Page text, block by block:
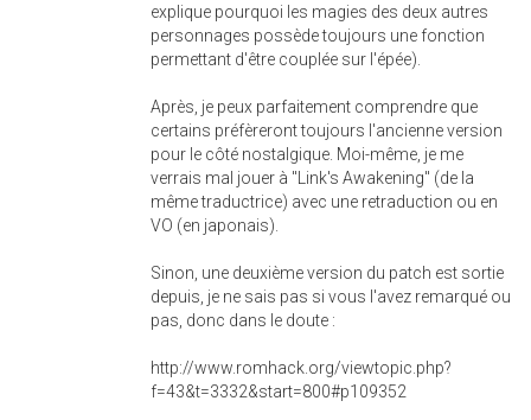
explique pourquoi les magies des deux autres
personnages possède toujours une fonction
permettant d'être couplée sur l'épée).
Après, je peux parfaitement comprendre que
certains préfèreront toujours l'ancienne version
pour le côté nostalgique. Moi-même, je me
verrais mal jouer à "Link's Awakening" (de la
même traductrice) avec une retraduction ou en
VO (en japonais).
Sinon, une deuxième version du patch est sortie
depuis, je ne sais pas si vous l'avez remarqué ou
pas, donc dans le doute :
http://www.romhack.org/viewtopic.php?
f=43&t=3332&start=800#p109352